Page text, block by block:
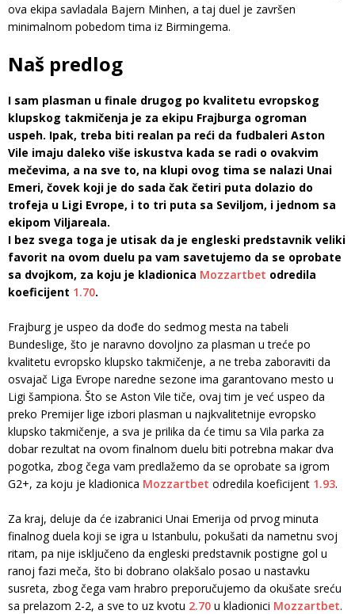
ova ekipa savladala Bajern Minhen, a taj duel je završen
minimalnom pobedom tima iz Birmingema.
Naš predlog
I sam plasman u finale drugog po kvalitetu evropskog
klupskog takmičenja je za ekipu Frajburga ogroman
uspeh. Ipak, treba biti realan pa reći da fudbaleri Aston
Vile imaju daleko više iskustva kada se radi o ovakvim
mečevima, a na sve to, na klupi ovog tima se nalazi Unai
Emeri, čovek koji je do sada čak četiri puta dolazio do
trofeja u Ligi Evrope, i to tri puta sa Seviljom, i jednom sa
ekipom Viljareala.
I bez svega toga je utisak da je engleski predstavnik veliki
favorit na ovom duelu pa vam savetujemo da se oprobate
sa dvojkom, za koju je kladionica Mozzartbet odredila
koeficijent 1.70.
Frajburg je uspeo da dođe do sedmog mesta na tabeli
Bundeslige, što je naravno dovoljno za plasman u treće po
kvalitetu evropsko klupsko takmičenje, a ne treba zaboraviti da
osvajač Liga Evrope naredne sezone ima garantovano mesto u
Ligi šampiona. Što se Aston Vile tiče, ovaj tim je već uspeo da
preko Premijer lige izbori plasman u najkvalitetnije evropsko
klupsko takmičenje, a sva je prilika da će timu sa Vila parka za
dobar rezultat na ovom finalnom duelu biti potrebna makar dva
pogotka, zbog čega vam predlažemo da se oprobate sa igrom
G2+, za koju je kladionica Mozzartbet odredila koeficijent 1.93.
Za kraj, deluje da će izabranici Unai Emerija od prvog minuta
finalnog duela koji se igra u Istanbulu, pokušati da nametnu svoj
ritam, pa nije isključeno da engleski predstavnik postigne gol u
ranoj fazi meča, što bi dobrano olakšalo posao u nastavku
susreta, zbog čega vam hrabro preporučujemo da okušate sreću
sa prelazom 2-2, a sve to uz kvotu 2.70 u kladionici Mozzartbet.